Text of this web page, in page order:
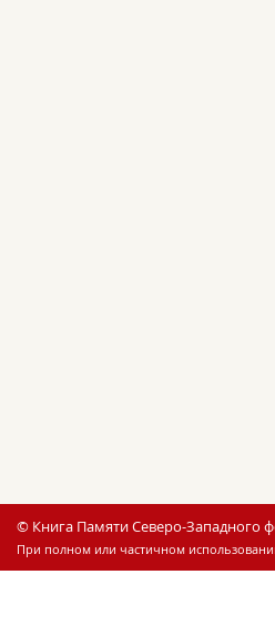
© Книга Памяти Северо-Западного
При полном или частичном